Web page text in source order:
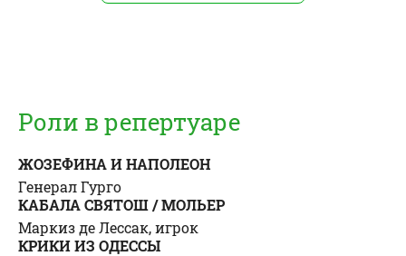
Роли в репертуаре
ЖОЗЕФИНА И НАПОЛЕОН
Генерал Гурго
КАБАЛА СВЯТОШ / МОЛЬЕР
Маркиз де Лессак, игрок
КРИКИ ИЗ ОДЕССЫ